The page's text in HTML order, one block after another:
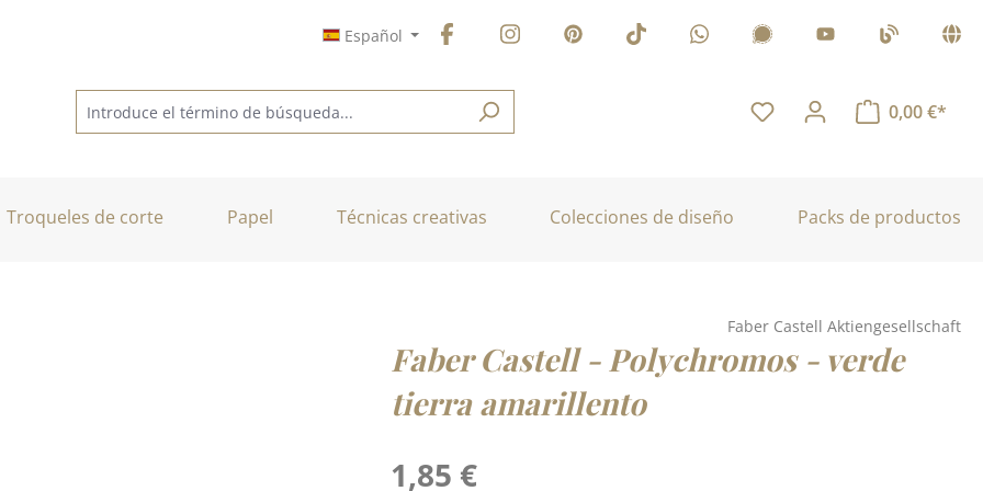
Español
0,00 €*
Troqueles de corte Papel Técnicas creativas Colecciones de diseño Packs de productos
Faber Castell Aktiengesellschaft
Faber Castell - Polychromos - verde
tierra amarillento
Precio normal:
1,85 €